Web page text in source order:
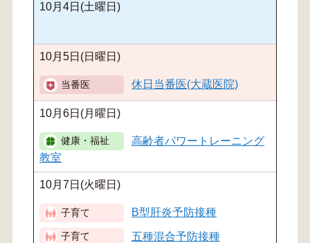
10月4日(土曜日)
10月5日(日曜日)
休日当番医(大蔵医院)
10月6日(月曜日)
高齢者パワートレーニング
教室
10月7日(火曜日)
B型肝炎予防接種
五種混合予防接種